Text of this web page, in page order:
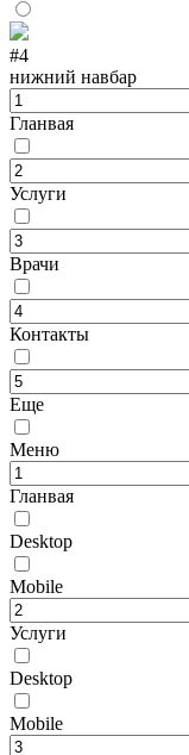
#4
нижний навбар
Гланвая
Услуги
Врачи
Контакты
Еще
Меню
Гланвая
Desktop
Mobile
Услуги
Desktop
Mobile